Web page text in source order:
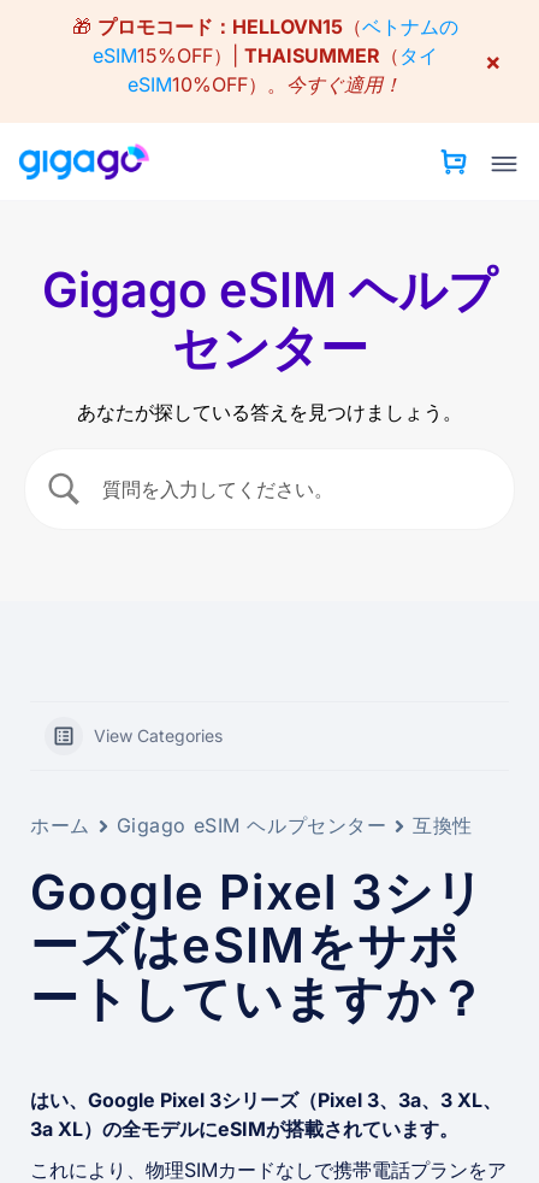
🎁 プロモコード： HELLOVN15（ベトナムの
eSIM15%OFF）| THAISUMMER （ タイ
eSIM10%OFF）。 今すぐ適用！
×
Gigago eSIM ヘルプ
センター
あなたが探している答えを見つけましょう。
View Categories
ホーム Gigago eSIM ヘルプセンター 互換性
Google Pixel 3シリ
ーズはeSIMをサポ
ートしていますか？
はい、Google Pixel 3シリーズ（Pixel 3、3a、3 XL、
3a XL）の全モデルにeSIMが搭載されています。
これにより、物理SIMカードなしで携帯電話プランをア